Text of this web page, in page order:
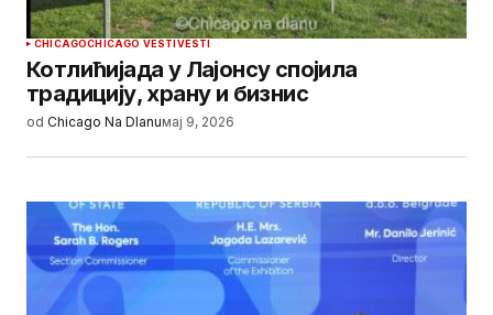
CHICAGOCHICAGO VESTIVESTI
Котлићијада у Лајонсу спојила
традицију, храну и бизнис
od Chicago Na Dlanuмај 9, 2026